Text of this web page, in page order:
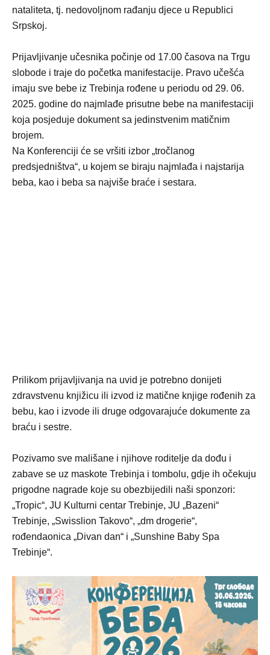
nataliteta, tj. nedovoljnom rađanju djece u Republici
Srpskoj.
Prijavljivanje učesnika počinje od 17.00 časova na Trgu
slobode i traje do početka manifestacije. Pravo učešća
imaju sve bebe iz Trebinja rođene u periodu od 29. 06.
2025. godine do najmlađe prisutne bebe na manifestaciji
koja posjeduje dokument sa jedinstvenim matičnim
brojem.
Na Konferenciji će se vršiti izbor „tročlanog
predsjedništva“, u kojem se biraju najmlađa i najstarija
beba, kao i beba sa najviše braće i sestara.
Prilikom prijavljivanja na uvid je potrebno donijeti
zdravstvenu knjižicu ili izvod iz matične knjige rođenih za
bebu, kao i izvode ili druge odgovarajuće dokumente za
braću i sestre.
Pozivamo sve mališane i njihove roditelje da dođu i
zabave se uz maskote Trebinja i tombolu, gdje ih očekuju
prigodne nagrade koje su obezbijedili naši sponzori:
„Tropic“, JU Kulturni centar Trebinje, JU „Bazeni“
Trebinje, „Swisslion Takovo“, „dm drogerie“,
rođendaonica „Divan dan“ i „Sunshine Baby Spa
Trebinje“.